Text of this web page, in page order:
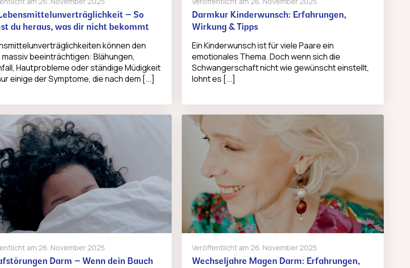
– So
du heraus, was dir nicht bekommt
können den
massiv beeinträchtigen: Blähungen,
Hautprobleme oder ständige Müdigkeit
einige der Symptome, die nach dem [...]
Darmkur Kinderwunsch: Erfahrungen,
Wirkung & Tipps
Ein Kinderwunsch ist für viele Paare ein
emotionales Thema. Doch wenn sich die
Schwangerschaft nicht wie gewünscht einstellt,
lohnt es [...]
am 26. November 2025
Darm – Wenn dein Bauch
Veröffentlicht am 26. November 2025
Wechseljahre Magen Darm: Erfahrungen,